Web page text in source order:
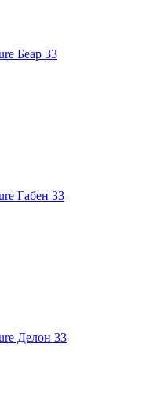
Беар 33
Габен 33
Делон 33